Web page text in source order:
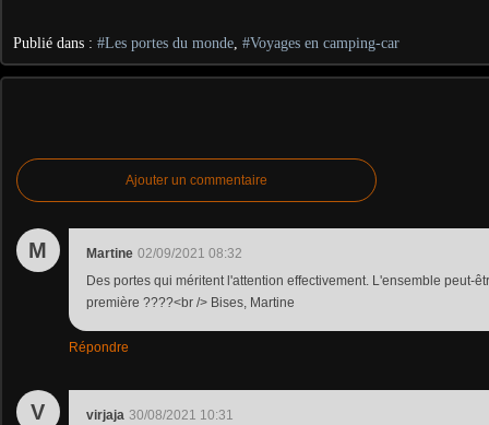
Publié dans : #Les portes du monde, #Voyages en camping-car
Ajouter un commentaire
M Martine 02/09/2021 08:32
Des portes qui méritent l'attention effectivement. L'ensemble peut-
première ????<br /> Bises, Martine
Répondre
V virjaja 30/08/2021 10:31